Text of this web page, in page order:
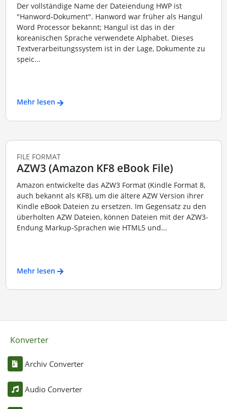
Der vollständige Name der Dateiendung HWP ist
"Hanword-Dokument". Hanword war früher als Hangul
Word Processor bekannt; Hangul ist das in der
koreanischen Sprache verwendete Alphabet. Dieses
Textverarbeitungssystem ist in der Lage, Dokumente zu
speic...
Mehr lesen
FILE FORMAT
AZW3 (Amazon KF8 eBook File)
Amazon entwickelte das AZW3 Format (Kindle Format 8,
auch bekannt als KF8), um die ältere AZW Version ihrer
Kindle eBook Dateien zu ersetzen. Im Gegensatz zu den
überholten AZW Dateien, können Dateien mit der AZW3-
Endung Markup-Sprachen wie HTML5 und...
Mehr lesen
Konverter
Archiv Converter
Audio Converter